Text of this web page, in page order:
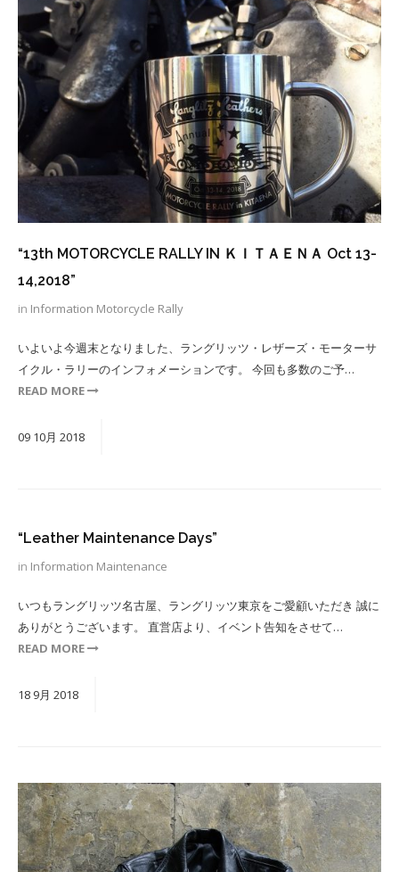
“13th MOTORCYCLE RALLY IN ＫＩＴＡＥＮＡ Oct 13-
14,2018”
in Information Motorcycle Rally
いよいよ今週末となりました、ラングリッツ・レザーズ・モーターサ
イクル・ラリーのインフォメーションです。 今回も多数のご予…
READ MORE
09 10月 2018
“Leather Maintenance Days”
in Information Maintenance
いつもラングリッツ名古屋、ラングリッツ東京をご愛顧いただき 誠に
ありがとうございます。 直営店より、イベント告知をさせて…
READ MORE
18 9月 2018